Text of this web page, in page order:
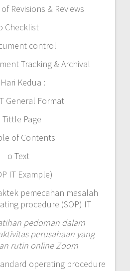
Revisions & Reviews
Checklist
control
Tracking & Archival
Kedua :
General Format
Tittle Page
of Contents
o Text
IT Example)
pemecahan masalah
procedure (SOP) IT
pedoman dalam
perusahaan yang
rutin online Zoom
operating procedure